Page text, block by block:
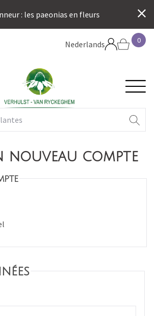
: les paeonias en fleurs
Nederlands 0
nouveau compte